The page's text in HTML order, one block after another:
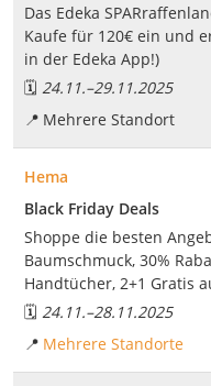
Das Edeka
Kaufe für 120€ ein und
in der Edeka App!)
🗓️ 24.11.–29.11.2025
📍 Mehrere Standort
Hema
Black Friday Deals
Shoppe die besten
Baumschmuck, 30%
Handtücher, 2+1 Gratis
🗓️ 24.11.–28.11.2025
📍 Mehrere Standorte